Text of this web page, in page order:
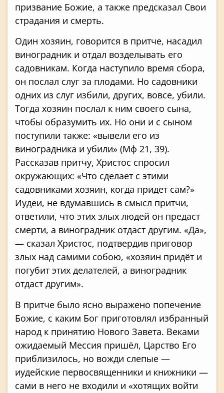
призвание Божие, а также предсказал Свои
страдания и смерть.
Один хозяин, говорится в притче, насадил
виноградник и отдал возделывать его
садовникам. Когда наступило время сбора,
он послал слуг за плодами. Но садовники
одних из слуг избили, других, вовсе, убили.
Тогда хозяин послал к ним своего сына,
чтобы образумить их. Но они и с сыном
поступили также: «вывели его из
виноградника и убили» (Мф 21, 39).
Рассказав притчу, Христос спросил
окружающих: «Что сделает с этими
садовниками хозяин, когда придет сам?»
Иудеи, не вдумавшись в смысл притчи,
ответили, что этих злых людей он предаст
смерти, а виноградник отдаст другим. «Да»,
— сказал Христос, подтвердив приговор
злых над самими собою, «хозяин придёт и
погубит этих делателей, а виноградник
отдаст другим».
В притче было ясно выражено попечение
Божие, с каким Бог приготовлял избранный
народ к принятию Нового Завета. Веками
ожидаемый Мессия пришёл, Царство Его
приблизилось, но вожди слепые —
иудейские первосвященники и книжники —
сами в него не входили и «хотящих войти